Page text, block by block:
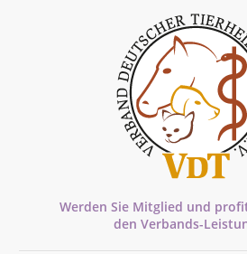
Werden Sie Mitglied und
den Verbands-